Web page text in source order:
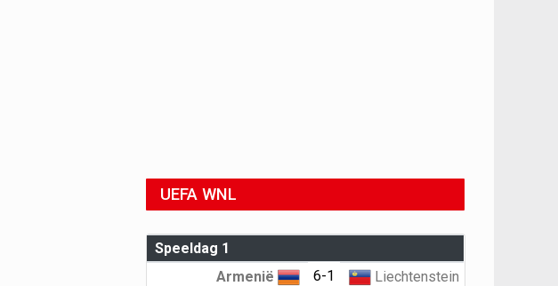
UEFA WNL
Speeldag 1
Armenië
6-1
Liechtenstein